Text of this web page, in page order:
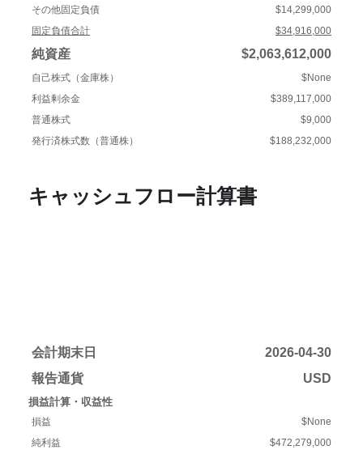
その他固定負債
$14,299,000
固定負債合計
$34,916,000
純資産 $2,063,612,000
自己株式（金庫株）
$None
利益剰余金
$389,117,000
普通株式
$9,000
発行済株式数（普通株）
$188,232,000
キャッシュフロー計算書
会計期末日
2026-04-30
報告通貨
USD
損益計算・収益性
損益
$None
純利益
$472,279,000